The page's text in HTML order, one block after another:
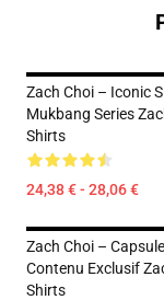
Zach Choi – Iconic
Mukbang Series
Shirts
24,38 € - 28,06 €
Zach Choi –
Contenu Exclusif
Shirts